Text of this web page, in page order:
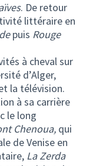
. De retour
littéraire en
puis Rouge
à cheval sur
d’Alger,
la télévision.
à sa carrière
le long
Chenoua, qui
de Venise en
La Zerda